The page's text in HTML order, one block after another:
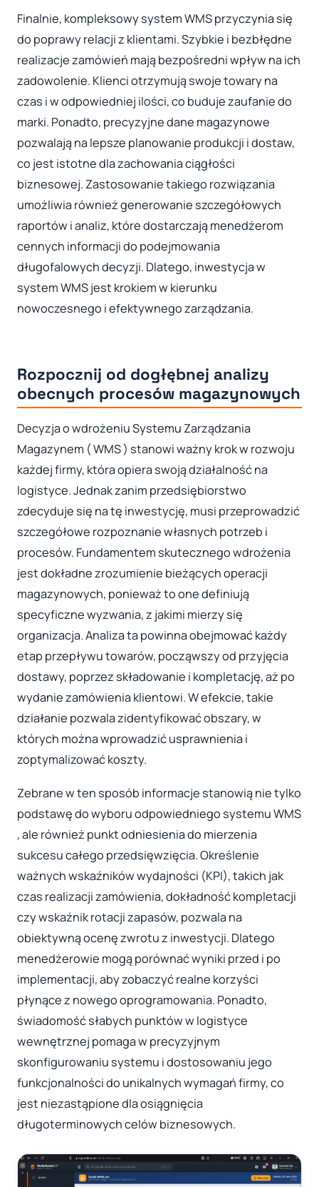
Finalnie, kompleksowy system WMS przyczynia się
do poprawy relacji z klientami. Szybkie i bezbłędne
realizacje zamówień mają bezpośredni wpływ na ich
zadowolenie. Klienci otrzymują swoje towary na
czas i w odpowiedniej ilości, co buduje zaufanie do
marki. Ponadto, precyzyjne dane magazynowe
pozwalają na lepsze planowanie produkcji i dostaw,
co jest istotne dla zachowania ciągłości
biznesowej. Zastosowanie takiego rozwiązania
umożliwia również generowanie szczegółowych
raportów i analiz, które dostarczają menedżerom
cennych informacji do podejmowania
długofalowych decyzji. Dlatego, inwestycja w
system WMS jest krokiem w kierunku
nowoczesnego i efektywnego zarządzania.
Rozpocznij od dogłębnej analizy
obecnych procesów magazynowych
Decyzja o wdrożeniu Systemu Zarządzania
Magazynem ( WMS ) stanowi ważny krok w rozwoju
każdej firmy, która opiera swoją działalność na
logistyce. Jednak zanim przedsiębiorstwo
zdecyduje się na tę inwestycję, musi przeprowadzić
szczegółowe rozpoznanie własnych potrzeb i
procesów. Fundamentem skutecznego wdrożenia
jest dokładne zrozumienie bieżących operacji
magazynowych, ponieważ to one definiują
specyficzne wyzwania, z jakimi mierzy się
organizacja. Analiza ta powinna obejmować każdy
etap przepływu towarów, począwszy od przyjęcia
dostawy, poprzez składowanie i kompletację, aż po
wydanie zamówienia klientowi. W efekcie, takie
działanie pozwala zidentyfikować obszary, w
których można wprowadzić usprawnienia i
zoptymalizować koszty.
Zebrane w ten sposób informacje stanowią nie tylko
podstawę do wyboru odpowiedniego systemu WMS
, ale również punkt odniesienia do mierzenia
sukcesu całego przedsięwzięcia. Określenie
ważnych wskaźników wydajności (KPI), takich jak
czas realizacji zamówienia, dokładność kompletacji
czy wskaźnik rotacji zapasów, pozwala na
obiektywną ocenę zwrotu z inwestycji. Dlatego
menedżerowie mogą porównać wyniki przed i po
implementacji, aby zobaczyć realne korzyści
płynące z nowego oprogramowania. Ponadto,
świadomość słabych punktów w logistyce
wewnętrznej pomaga w precyzyjnym
skonfigurowaniu systemu i dostosowaniu jego
funkcjonalności do unikalnych wymagań firmy, co
jest niezastąpione dla osiągnięcia
długoterminowych celów biznesowych.